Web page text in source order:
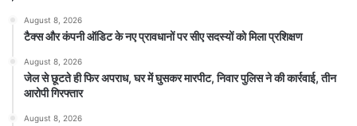
August 8, 2026
टैक्स और कंपनी ऑडिट के नए प्रावधानों पर सीए सदस्यों को मिला प्रशिक्षण
August 8, 2026
जेल से छूटते ही फिर अपराध, घर में घुसकर मारपीट, निवार पुलिस ने की कार्रवाई, तीन
आरोपी गिरफ्तार
August 8, 2026